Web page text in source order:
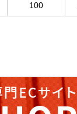
100